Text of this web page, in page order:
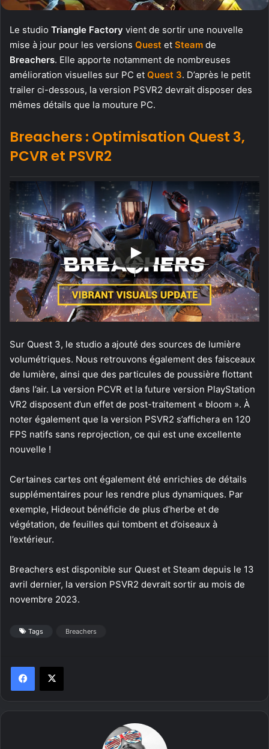
Le studio Triangle Factory vient de sortir une nouvelle
mise à jour pour les versions Quest et Steam de
Breachers. Elle apporte notamment de nombreuses
amélioration visuelles sur PC et Quest 3. D’après le petit
trailer ci-dessous, la version PSVR2 devrait disposer des
mêmes détails que la mouture PC.
Breachers : Optimisation Quest 3,
PCVR et PSVR2
Sur Quest 3, le studio a ajouté des sources de lumière
volumétriques. Nous retrouvons également des faisceaux
de lumière, ainsi que des particules de poussière flottant
dans l’air. La version PCVR et la future version PlayStation
VR2 disposent d’un effet de post-traitement « bloom ». À
noter également que la version PSVR2 s’affichera en 120
FPS natifs sans reprojection, ce qui est une excellente
nouvelle !
Certaines cartes ont également été enrichies de détails
supplémentaires pour les rendre plus dynamiques. Par
exemple, Hideout bénéficie de plus d’herbe et de
végétation, de feuilles qui tombent et d’oiseaux à
l’extérieur.
Breachers est disponible sur Quest et Steam depuis le 13
avril dernier, la version PSVR2 devrait sortir au mois de
novembre 2023.
Tags Breachers